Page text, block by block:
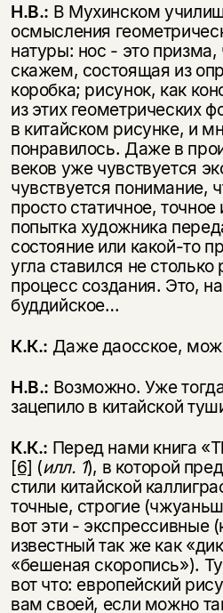
Н.В.: В Мухинском
осмысления
натуры: нос - это призма,
скажем, состоящая из
коробка; рисунок, как
из этих геометрических
в китайском рисунке, и
понравилось. Даже в
веков уже чувствуется
чувствуется понимание,
просто статичное,
попытка художника
состояние или какой-то
угла ставился не столько
процесс создания. Это,
буддийское…
К.К.: Даже даосское,
Н.В.: Возможно. Уже
зацепило в китайской
К.К.: Перед нами книга
[6] (илл. 1), в которой
стили китайской
точные, строгие
вот эти - экспрессивные
известный так же как
«бешеная скоропись»).
вот что: европейский
вам своей, если можно
Подписка на
Раз в неделю мы
о книгах и событиях
За подписку дарим
скидку 15%
Я соглашаюсь с Политикой
Этой книги
нет в
Вы можете
уведомления, и при
на склад получить
электронный адрес.
Я соглашаюсь с Политикой
Эта книга
не
Скажите, пожалуйста,
вам уже исполнилось
да
нет,